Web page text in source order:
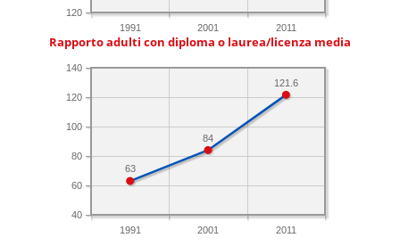
1991 2001 2011
120
Rapporto adulti con diploma o laurea/licenza media
1991 2001 2011
40
60
80
100
120
140
121.6
84
63